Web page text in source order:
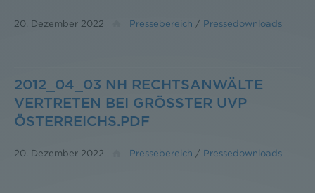
20. Dezember 2022 Pressebereich / Pressedownloads
2012_04_03 NH RECHTSANWÄLTE
VERTRETEN BEI GRÖSSTER UVP Ö
STERREICHS.PDF
20. Dezember 2022 Pressebereich / Pressedownloads